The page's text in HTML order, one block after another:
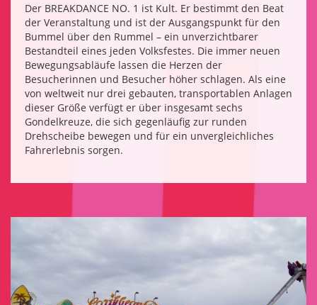
Der BREAKDANCE NO. 1 ist Kult. Er bestimmt den Beat
der Veranstaltung und ist der Ausgangspunkt für den
Bummel über den Rummel – ein unverzichtbarer
Bestandteil eines jeden Volksfestes. Die immer neuen
Bewegungsabläufe lassen die Herzen der
Besucherinnen und Besucher höher schlagen. Als eine
von weltweit nur drei gebauten, transportablen Anlagen
dieser Größe verfügt er über insgesamt sechs
Gondelkreuze, die sich gegenläufig zur runden
Drehscheibe bewegen und für ein unvergleichliches
Fahrerlebnis sorgen.